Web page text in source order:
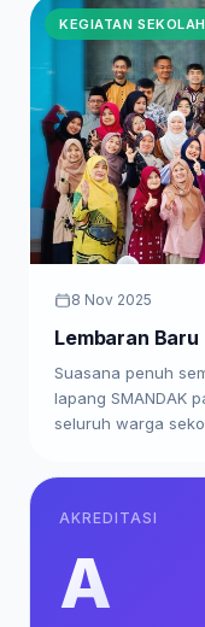
KEGIATAN SEKOLAH
8 Nov 2025
Lembaran Baru
Suasana penuh
lapang SMANDAK
seluruh warga
AKREDITASI
A